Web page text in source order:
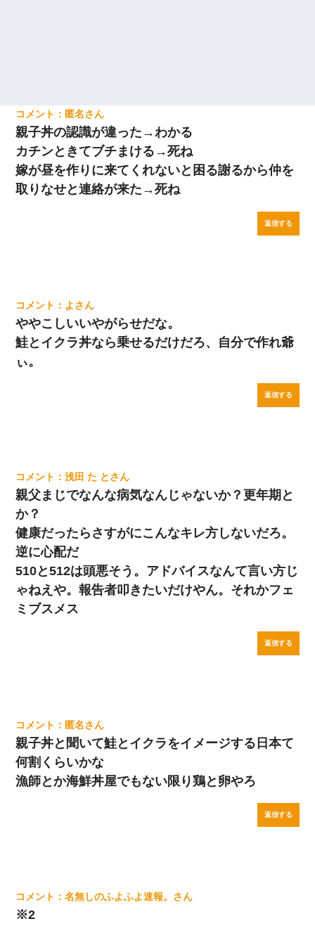
匿名
親子丼の認識が違った→わかる
カチンときてブチまける→死ね
嫁が昼を作りに来てくれないと困る謝るから仲を
取りなせと連絡が来た→死ね
返信する
よ
ややこしいいやがらせだな。
鮭とイクラ丼なら乗せるだけだろ、自分で作れ爺
ぃ。
返信する
浅田 た と
親父まじでなんな病気なんじゃないか？更年期と
か？
健康だったらさすがにこんなキレ方しないだろ。
逆に心配だ
510と512は頭悪そう。アドバイスなんて言い方じ
ゃねえや。報告者叩きたいだけやん。それかフェ
ミブスメス
返信する
匿名
親子丼と聞いて鮭とイクラをイメージする日本て
何割くらいかな
漁師とか海鮮丼屋でもない限り鶏と卵やろ
返信する
名無しのふよふよ速報。
※2